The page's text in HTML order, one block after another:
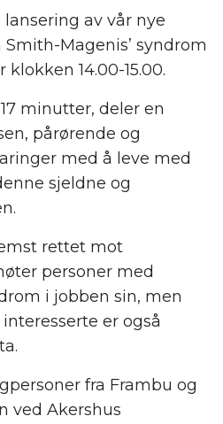
av vår nye
Magenis’ syndrom
14.00-15.00.
minutter, deler en
pårørende og
med å leve med
sjeldne og
rettet mot
personer med
i jobben sin, men
er også
fra Frambu og
ved Akershus